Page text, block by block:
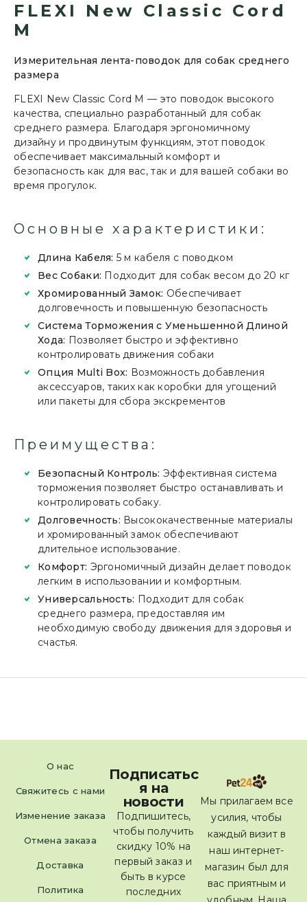
FLEXI New Classic Cord
M
Измерительная лента-поводок для собак среднего
размера
FLEXI New Classic Cord M — это поводок высокого
качества, специально разработанный для собак
среднего размера. Благодаря эргономичному
дизайну и продвинутым функциям, этот поводок
обеспечивает максимальный комфорт и
безопасность как для вас, так и для вашей собаки во
время прогулок.
Основные характеристики:
Длина Кабеля: 5 м кабеля с поводком
Вес Собаки: Подходит для собак весом до 20 кг
Хромированный Замок: Обеспечивает
долговечность и повышенную безопасность
Система Торможения с Уменьшенной Длиной
Хода: Позволяет быстро и эффективно
контролировать движения собаки
Опция Multi Box: Возможность добавления
аксессуаров, таких как коробки для угощений
или пакеты для сбора экскрементов
Преимущества:
Безопасный Контроль: Эффективная система
торможения позволяет быстро останавливать и
контролировать собаку.
Долговечность: Высококачественные материалы
и хромированный замок обеспечивают
длительное использование.
Комфорт: Эргономичный дизайн делает поводок
легким в использовании и комфортным.
Универсальность: Подходит для собак
среднего размера, предоставляя им
необходимую свободу движения для здоровья и
счастья.
О нас
Свяжитесь с нами
Изменение заказа
Отмена заказа
Доставка
Политика
Мы прилагаем все
усилия, чтобы
каждый визит в
наш интернет-
магазин был для
вас приятным и
Подписатьс
я на
новости
Подпишитесь,
чтобы получить
скидку 10% на
первый заказ и
быть в курсе
последних